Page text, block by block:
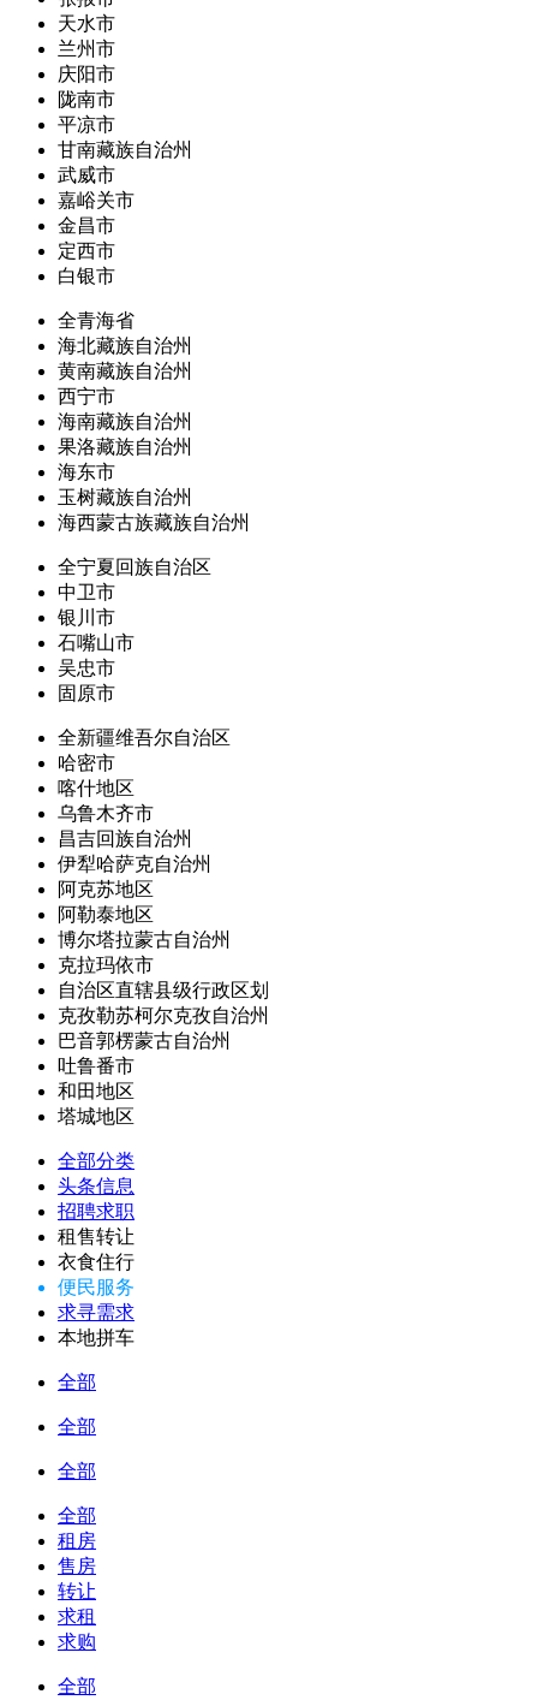
天水市
兰州市
庆阳市
陇南市
平凉市
甘南藏族自治州
武威市
嘉峪关市
金昌市
定西市
白银市
全青海省
海北藏族自治州
黄南藏族自治州
西宁市
海南藏族自治州
果洛藏族自治州
海东市
玉树藏族自治州
海西蒙古族藏族自治州
全宁夏回族自治区
中卫市
银川市
石嘴山市
吴忠市
固原市
全新疆维吾尔自治区
哈密市
喀什地区
乌鲁木齐市
昌吉回族自治州
伊犁哈萨克自治州
阿克苏地区
阿勒泰地区
博尔塔拉蒙古自治州
克拉玛依市
自治区直辖县级行政区划
克孜勒苏柯尔克孜自治州
巴音郭楞蒙古自治州
吐鲁番市
和田地区
塔城地区
全部分类
头条信息
招聘求职
租售转让
衣食住行
便民服务
求寻需求
本地拼车
全部
全部
全部
全部
租房
售房
转让
求租
求购
全部